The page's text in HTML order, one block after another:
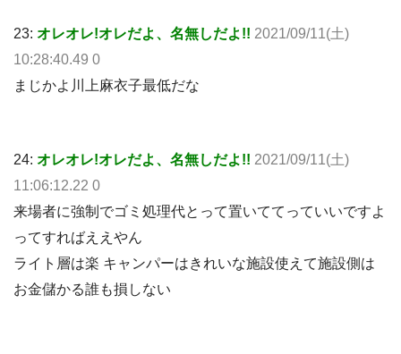
23: オレオレ!オレだよ、名無しだよ!! 2021/09/11(土)
10:28:40.49 0
まじかよ川上麻衣子最低だな
24: オレオレ!オレだよ、名無しだよ!! 2021/09/11(土)
11:06:12.22 0
来場者に強制でゴミ処理代とって置いててっていいですよ
ってすればええやん
ライト層は楽 キャンパーはきれいな施設使えて施設側は
お金儲かる誰も損しない